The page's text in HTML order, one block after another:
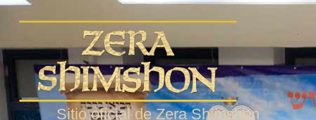
Sitio oficial de Zera Shimshon